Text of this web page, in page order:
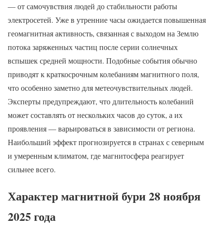
— от самочувствия людей до стабильности работы
электросетей. Уже в утренние часы ожидается повышенная
геомагнитная активность, связанная с выходом на Землю
потока заряженных частиц после серии солнечных
вспышек средней мощности. Подобные события обычно
приводят к краткосрочным колебаниям магнитного поля,
что особенно заметно для метеочувствительных людей.
Эксперты предупреждают, что длительность колебаний
может составлять от нескольких часов до суток, а их
проявления — варьироваться в зависимости от региона.
Наибольший эффект прогнозируется в странах с северным
и умеренным климатом, где магнитосфера реагирует
сильнее всего.
Характер магнитной бури 28 ноября
2025 года